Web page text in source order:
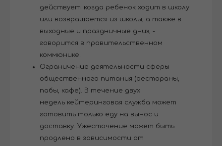
действует: когда ребенок ходит в школу
или возвращается из школы, а также в
выходные и праздничные дни», -
говорится в правительственном
коммюнике.
Ограничение деятельности сферы
общественного питания (рестораны,
пабы, кафе). В течение двух
недель кейтеринговая служба может
готовить только еду на вынос и
доставку. Ужесточение может быть
продлено в зависимости от